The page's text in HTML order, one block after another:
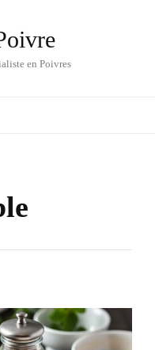
en Poivres